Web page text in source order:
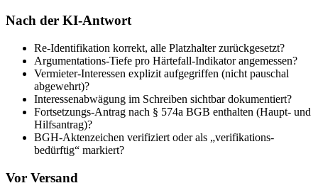
Nach der KI-Antwort
Re-Identifikation korrekt, alle Platzhalter zurückgesetzt?
Argumentations-Tiefe pro Härtefall-Indikator angemessen?
Vermieter-Interessen explizit aufgegriffen (nicht pauschal
abgewehrt)?
Interessenabwägung im Schreiben sichtbar dokumentiert?
Fortsetzungs-Antrag nach § 574a BGB enthalten (Haupt- und
Hilfsantrag)?
BGH-Aktenzeichen verifiziert oder als „verifikations-
bedürftig“ markiert?
Vor Versand